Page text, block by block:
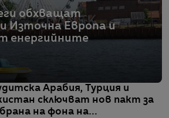
обхващат
Източна Европа и
енергийните
Арабия, Турция и
сключват нов пакт за
на фона на